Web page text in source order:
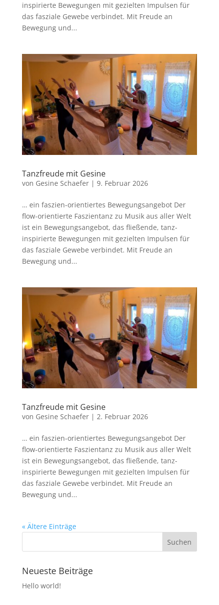
inspirierte Bewegungen mit gezielten Impulsen für
das fasziale Gewebe verbindet. Mit Freude an
Bewegung und...
Tanzfreude mit Gesine
von Gesine Schaefer| 9. Februar 2026
… ein faszien-orientiertes Bewegungsangebot Der
flow-orientierte Faszientanz zu Musik aus aller Welt
ist ein Bewegungsangebot, das fließende, tanz-
inspirierte Bewegungen mit gezielten Impulsen für
das fasziale Gewebe verbindet. Mit Freude an
Bewegung und...
Tanzfreude mit Gesine
von Gesine Schaefer| 2. Februar 2026
… ein faszien-orientiertes Bewegungsangebot Der
flow-orientierte Faszientanz zu Musik aus aller Welt
ist ein Bewegungsangebot, das fließende, tanz-
inspirierte Bewegungen mit gezielten Impulsen für
das fasziale Gewebe verbindet. Mit Freude an
Bewegung und...
« Ältere Einträge
Neueste Beiträge
Hello world!